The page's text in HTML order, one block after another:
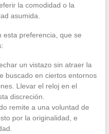
la comodidad o la
asumida.
esta preferencia, que se
un vistazo sin atraer la
buscado en ciertos entornos
Llevar el reloj en el
discreción.
remite a una voluntad de
por la originalidad, e